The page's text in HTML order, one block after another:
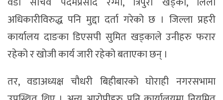
अधिकारीविरुद्ध पनि मुद्दा दर्ता गरेको छ । जिल्ला प्रहरी
कार्यालय दाङका डिएसपी सुमित खड्काले उनीहरु फरार
रहेको र खोजी कार्य जारी रहेको बताएका छन् ।
तर, वडाअध्यक्ष चौधरी बिहीबारको घोराही नगरसभामा